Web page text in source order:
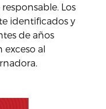
Los
identificados y
de años
exceso al